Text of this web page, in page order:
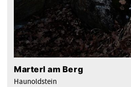
Marterl am Berg
Haunoldstein